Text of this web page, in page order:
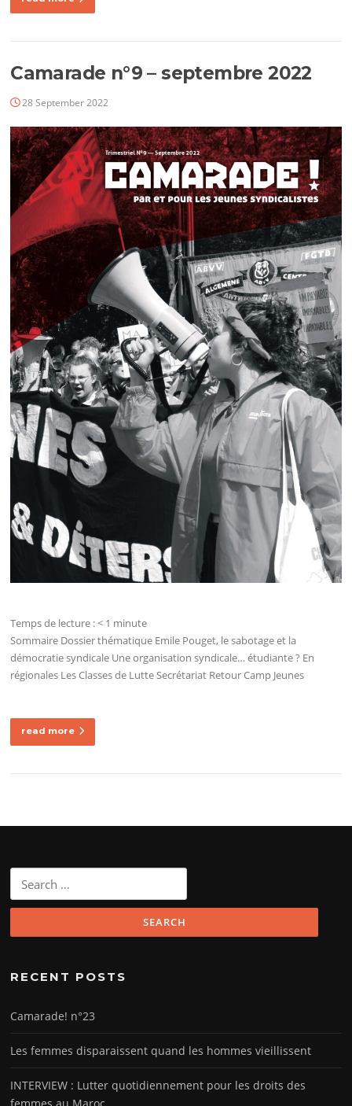
Camarade n°9 – septembre 2022
28 September 2022
Temps de lecture :< 1 minute
Sommaire Dossier thématique Emile Pouget, le sabotage et la
démocratie syndicale Une organisation syndicale… étudiante ? En
régionales Les Classes de Lutte Secrétariat Retour Camp Jeunes
read more
for:
RECENT POSTS
Camarade! n°23
Les femmes disparaissent quand les hommes vieillissent
INTERVIEW : Lutter quotidiennement pour les droits des